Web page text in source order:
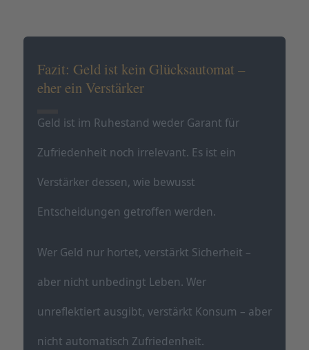
Fazit: Geld ist kein Glücksautomat –
eher ein Verstärker
Geld ist im Ruhestand weder Garant für
Zufriedenheit noch irrelevant. Es ist ein
Verstärker dessen, wie bewusst
Entscheidungen getroffen werden.
Wer Geld nur hortet, verstärkt Sicherheit –
aber nicht unbedingt Leben. Wer
unreflektiert ausgibt, verstärkt Konsum – aber
nicht automatisch Zufriedenheit.